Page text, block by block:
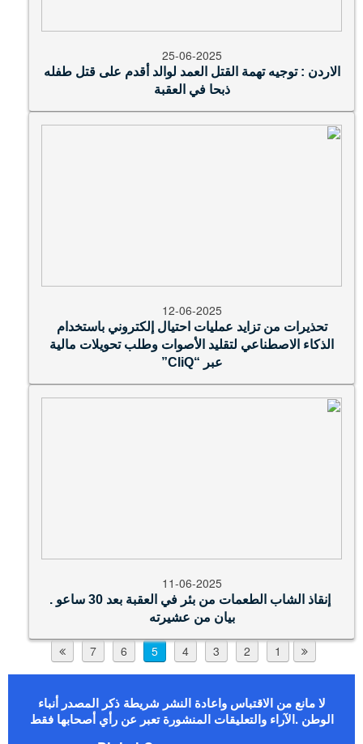
25-06-2025
الاردن : توجيه تهمة القتل العمد لوالد أقدم على قتل طفله
ذبحا في العقبة
12-06-2025
تحذيرات من تزايد عمليات احتيال إلكتروني باستخدام
الذكاء الاصطناعي لتقليد الأصوات وطلب تحويلات مالية
عبر “CliQ”
11-06-2025
إنقاذ الشاب الطعمات من بئر في العقبة بعد 30 ساعو .
بيان من عشيرته
1
2
3
4
5
6
7
لا مانع من الاقتباس واعادة النشر شريطة ذكر المصدر أنباء
الوطن .الآراء والتعليقات المنشورة تعبر عن رأي أصحابها فقط